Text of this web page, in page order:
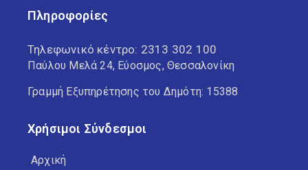
Πληροφορίες
Τηλεφωνικό κέντρο: 2313 302 100
Παύλου Μελά 24, Εύοσμος, Θεσσαλονίκη
Γραμμή Εξυπηρέτησης του Δημότη: 15388
Χρήσιμοι Σύνδεσμοι
Αρχική